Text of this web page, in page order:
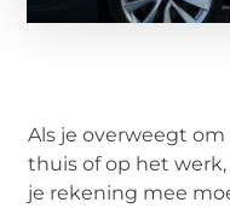
Als je overweegt om
thuis of op het werk,
je rekening mee